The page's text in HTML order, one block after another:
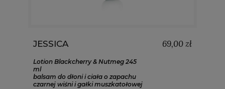
JESSICA
Lotion Blackcherry & Nutmeg 245
ml
balsam do dłoni i ciała o zapachu
czarnej wiśni i gałki muszkatołowej
69,00 zł